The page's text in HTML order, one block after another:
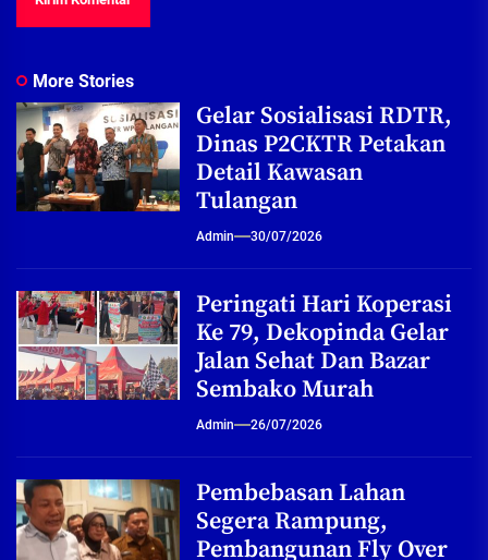
More Stories
Gelar Sosialisasi RDTR,
Dinas P2CKTR Petakan
Detail Kawasan
Tulangan
Admin 30/07/2026
Peringati Hari Koperasi
Ke 79, Dekopinda Gelar
Jalan Sehat Dan Bazar
Sembako Murah
Admin 26/07/2026
Pembebasan Lahan
Segera Rampung,
Pembangunan Fly Over